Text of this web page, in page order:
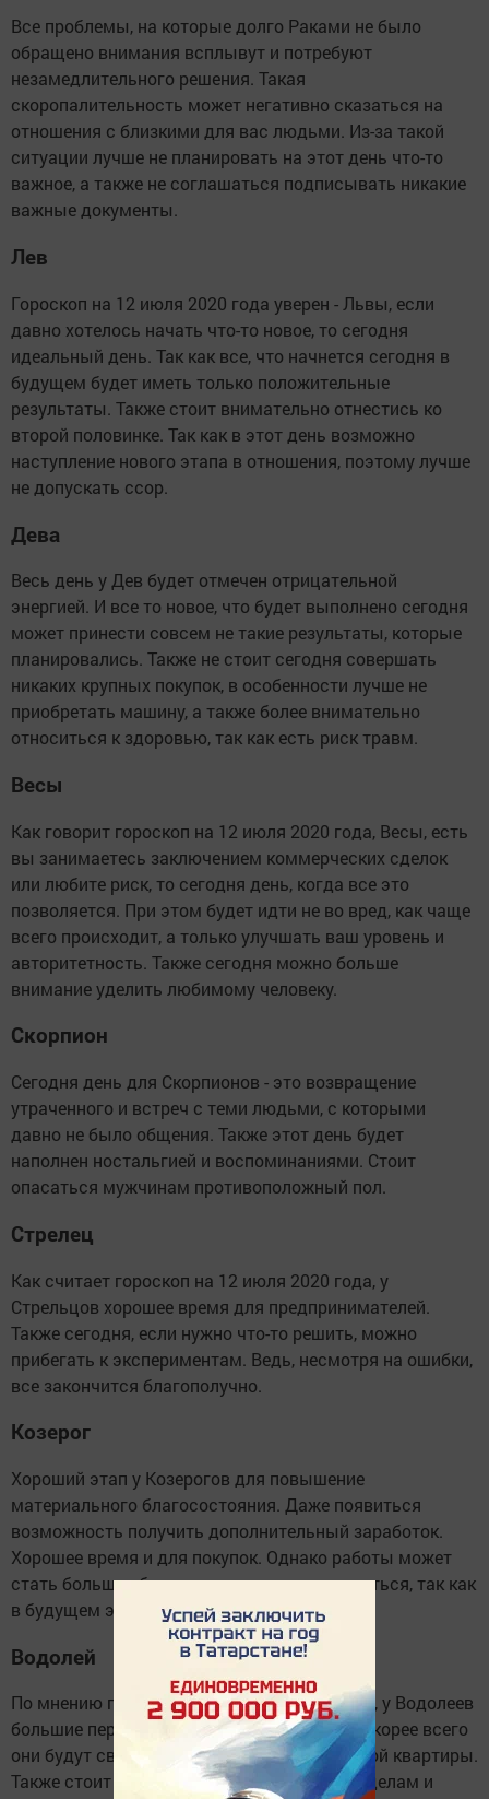
Все проблемы, на которые долго Раками не было
обращено внимания всплывут и потребуют
незамедлительного решения. Такая
скоропалительность может негативно сказаться на
отношения с близкими для вас людьми. Из-за такой
ситуации лучше не планировать на этот день что-то
важное, а также не соглашаться подписывать никакие
важные документы.
Лев
Гороскоп на 12 июля 2020 года уверен - Львы, если
давно хотелось начать что-то новое, то сегодня
идеальный день. Так как все, что начнется сегодня в
будущем будет иметь только положительные
результаты. Также стоит внимательно отнестись ко
второй половинке. Так как в этот день возможно
наступление нового этапа в отношения, поэтому лучше
не допускать ссор.
Дева
Весь день у Дев будет отмечен отрицательной
энергией. И все то новое, что будет выполнено сегодня
может принести совсем не такие результаты, которые
планировались. Также не стоит сегодня совершать
никаких крупных покупок, в особенности лучше не
приобретать машину, а также более внимательно
относиться к здоровью, так как есть риск травм.
Весы
Как говорит гороскоп на 12 июля 2020 года, Весы, есть
вы занимаетесь заключением коммерческих сделок
или любите риск, то сегодня день, когда все это
позволяется. При этом будет идти не во вред, как чаще
всего происходит, а только улучшать ваш уровень и
авторитетность. Также сегодня можно больше
внимание уделить любимому человеку.
Скорпион
Сегодня день для Скорпионов - это возвращение
утраченного и встреч с теми людьми, с которыми
давно не было общения. Также этот день будет
наполнен ностальгией и воспоминаниями. Стоит
опасаться мужчинам противоположный пол.
Стрелец
Как считает гороскоп на 12 июля 2020 года, у
Стрельцов хорошее время для предпринимателей.
Также сегодня, если нужно что-то решить, можно
прибегать к экспериментам. Ведь, несмотря на ошибки,
все закончится благополучно.
Козерог
Хороший этап у Козерогов для повышение
материального благосостояния. Даже появиться
возможность получить дополнительный заработок.
Хорошее время и для покупок. Однако работы может
стать больше обычного, не стоит отказываться, так как
в будущем это принесет хорошие плоды.
Водолей
По мнению гороскопа на 12 июля 2020 года, у Водолеев
большие перемены в личных отношениях, скорее всего
они будут связаны с переездом или покупкой квартиры.
Также стоит уделить внимание домашним делам и